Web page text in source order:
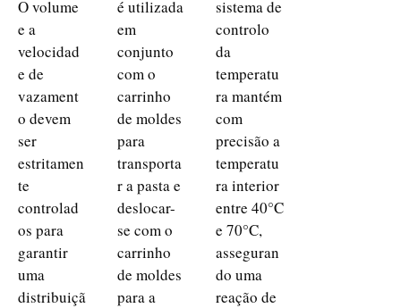
O volume
e a
velocidad
e de
vazament
o devem
ser
estritamen
te
controlad
os para
garantir
uma
distribuiçã
é utilizada
em
conjunto
com o
carrinho
de moldes
para
transporta
r a pasta e
deslocar-
se com o
carrinho
de moldes
para a
sistema de
controlo
da
temperatu
ra mantém
com
precisão a
temperatu
ra interior
entre 40°C
e 70°C,
asseguran
do uma
reação de